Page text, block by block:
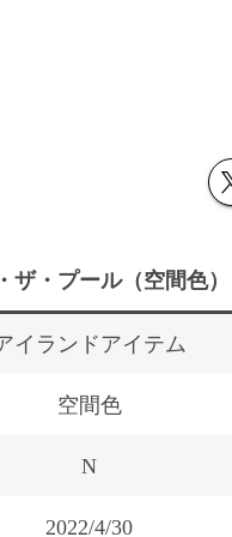
ザ・プール（空間色）
イランドアイテム
空間色
N
2022/4/30